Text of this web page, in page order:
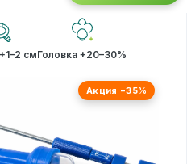
смГоловка +20–30%
Акция −35%